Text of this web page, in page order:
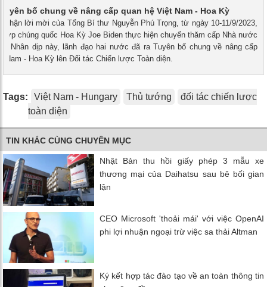
bố chung về nâng cấp quan hệ Việt Nam - Hoa Kỳ
Nhận lời mời của Tổng Bí thư Nguyễn Phú Trọng, từ ngày 10-11/9/2023,
chúng quốc Hoa Kỳ Joe Biden thực hiện chuyến thăm cấp Nhà nước
Nhân dịp này, lãnh đạo hai nước đã ra Tuyên bố chung về nâng cấp
Nam - Hoa Kỳ lên Đối tác Chiến lược Toàn diện.
Tags: Việt Nam - Hungary Thủ tướng
đối tác chiến lược
toàn diện
TIN KHÁC CÙNG CHUYÊN MỤC
Nhật Bản thu hồi giấy phép 3 mẫu xe
thương mại của Daihatsu sau bê bối gian
lận
CEO Microsoft 'thoải mái' với việc OpenAI
phi lợi nhuận ngoại trừ việc sa thải Altman
Ký kết hợp tác đào tạo về an toàn thông tin